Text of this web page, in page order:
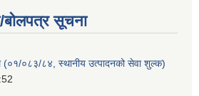
बोलपत्र सूचना
(०१/०८३/८४, स्थानीय उत्पादनको सेवा शुल्क)